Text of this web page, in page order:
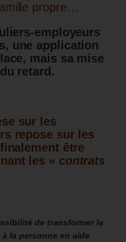
propre…
employeurs
une application
mais sa mise
retard.
sur les
repose sur les
être
les « contrats
de transformer le
la personne en aide